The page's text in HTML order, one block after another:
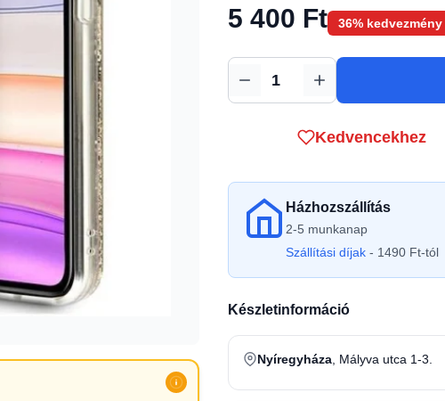
5 400 Ft 36% kedvezmény
Mennyiség
Kedvencekhez
Házhozszállítás
2-5 munkanap
Szállítási díjak - 1490 Ft-tól
Készletinformáció
Nyíregyháza , Mályva utca 1-3.